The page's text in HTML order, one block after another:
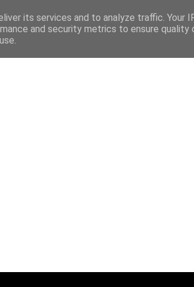
Mega Menu
its services and to analyze traffic. Your
and security metrics to ensure quality